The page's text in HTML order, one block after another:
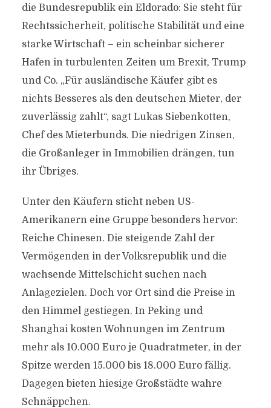
die Bundesrepublik ein Eldorado: Sie steht für
Rechtssicherheit, politische Stabilität und eine
starke Wirtschaft – ein scheinbar sicherer
Hafen in turbulenten Zeiten um Brexit, Trump
und Co. „Für ausländische Käufer gibt es
nichts Besseres als den deutschen Mieter, der
zuverlässig zahlt“, sagt Lukas Siebenkotten,
Chef des Mieterbunds. Die niedrigen Zinsen,
die Großanleger in Immobilien drängen, tun
ihr Übriges.
Unter den Käufern sticht neben US-
Amerikanern eine Gruppe besonders hervor:
Reiche Chinesen. Die steigende Zahl der
Vermögenden in der Volksrepublik und die
wachsende Mittelschicht suchen nach
Anlagezielen. Doch vor Ort sind die Preise in
den Himmel gestiegen. In Peking und
Shanghai kosten Wohnungen im Zentrum
mehr als 10.000 Euro je Quadratmeter, in der
Spitze werden 15.000 bis 18.000 Euro fällig.
Dagegen bieten hiesige Großstädte wahre
Schnäppchen.